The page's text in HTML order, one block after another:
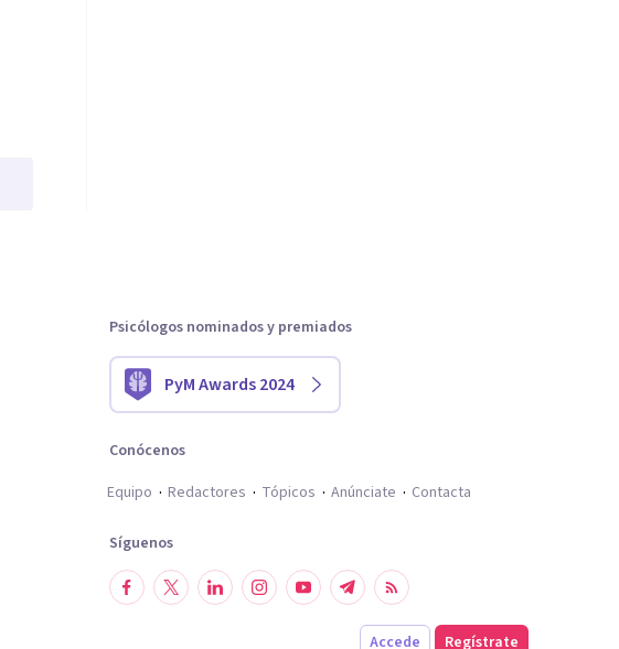
Psicólogos nominados y premiados
PyM Awards 2024
Conócenos
Equipo
Redactores Tópicos Anúnciate Contacta
Síguenos
Accede Regístrate